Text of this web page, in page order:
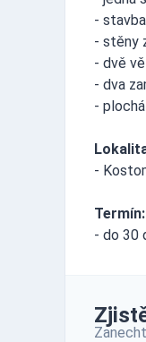
-
- stěny
- dvě
- dva
-
-
Termín:
- do 30